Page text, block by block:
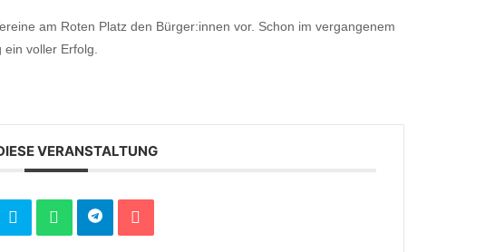
am Roten Platz den Bürger:innen vor. Schon im vergangenem
voller Erfolg.
VERANSTALTUNG